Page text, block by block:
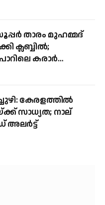
താരം മുഹമ്മദ്
ക്ലബ്ബില്‍;
കരാര്‍
കേരളത്തില്‍
സാധ്യത; നാല്
അലര്‍ട്ട്